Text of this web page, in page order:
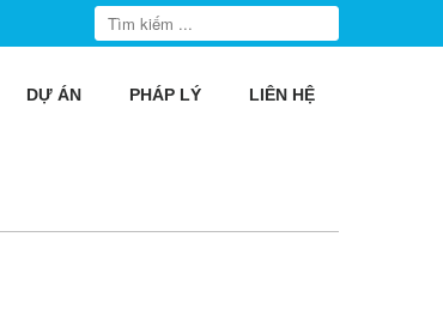
DỰ ÁN PHÁP LÝ LIÊN HỆ